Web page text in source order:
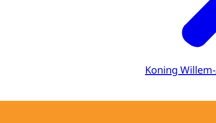
Koning